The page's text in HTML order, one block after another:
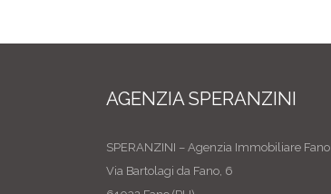
AGENZIA SPERANZINI
SPERANZINI – Agenzia Immobiliare Fano
Via Bartolagi da Fano, 6